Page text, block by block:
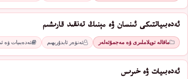
ئەدەبىياتتىكى ئىنسان ۋە مېنىڭ تەنقىد قارىشىم
ماقالە توپلاملىرى ۋە مەجمۇئەلەر ئەنۋەر ئابدۇرېھىم ئەدەبىيات ۋە
ئەدەبىيات ۋە خىرىس